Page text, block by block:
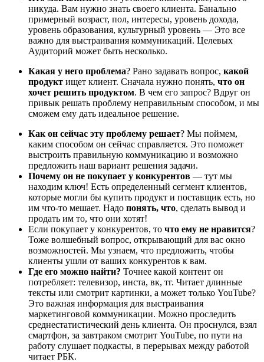
никуда. Вам нужно знать своего клиента. Банально
примерный возраст, пол, интересы, уровень дохода,
уровень образования, культурный уровень — Это все
важно для выстраивания коммуникаций. Целевых
Аудиторий может быть несколько.
Какая у него проблема? Рано задавать вопрос, какой
продукт ищет клиент. Сначала нужно понять, что он
хочет решить продуктом. В чем его запрос? Вдруг он
привык решать проблему неправильным способом, и мы
сможем ему дать идеальное решение.
Как он сейчас эту проблему решает? Мы поймем,
каким способом он сейчас справляется. Это поможет
выстроить правильную коммуникацию и возможно
предложить наш вариант решения задачи.
Почему он не покупает у конкурентов — тут мы
находим ключ! Есть определенный сегмент клиентов,
которые могли бы купить продукт и поставщик есть, но
им что-то мешает. Надо понять, что, сделать вывод и
продать им то, что они хотят!
Если покупает у конкурентов, то что ему не нравится?
Тоже волшебный вопрос, открывающий для вас окно
возможностей. Мы узнаем, что предложить, чтобы
клиенты ушли от ваших конкурентов к вам.
Где его можно найти? Точнее какой контент он
потребляет: телевизор, инста, вк, тг. Читает длинные
тексты или смотрит картинки, а может только YouTube?
Это важная информация для выстраивания
маркетинговой коммуникации. Можно проследить
среднестатистический день клиента. Он проснулся, взял
смартфон, за завтраком смотрит YouTube, по пути на
работу слушает подкасты, в перерывах между работой
читает РБК.